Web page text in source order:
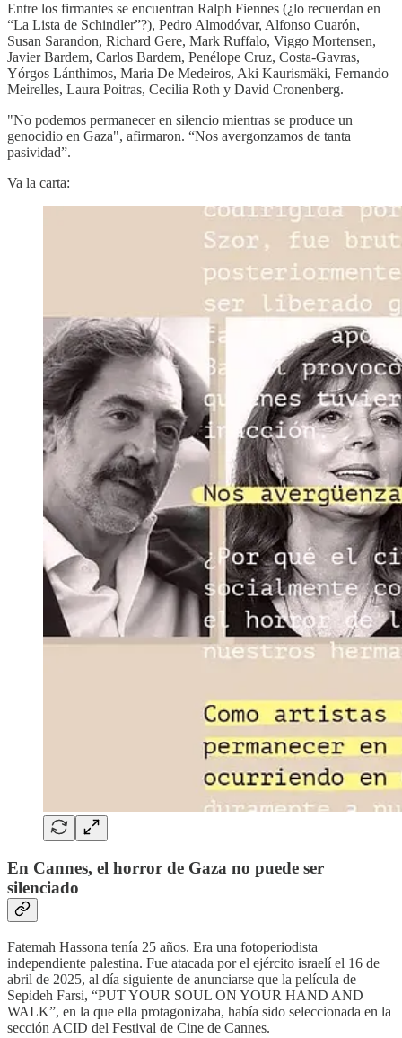
Entre los firmantes se encuentran Ralph Fiennes (¿lo recuerdan en
“La Lista de Schindler”?), Pedro Almodóvar, Alfonso Cuarón,
Susan Sarandon, Richard Gere, Mark Ruffalo, Viggo Mortensen,
Javier Bardem, Carlos Bardem, Penélope Cruz, Costa-Gavras,
Yórgos Lánthimos, Maria De Medeiros, Aki Kaurismäki, Fernando
Meirelles, Laura Poitras, Cecilia Roth y David Cronenberg.
"No podemos permanecer en silencio mientras se produce un
genocidio en Gaza", afirmaron. “Nos avergonzamos de tanta
pasividad”.
Va la carta:
En Cannes, el horror de Gaza no puede ser
silenciado
Fatemah Hassona tenía 25 años. Era una fotoperiodista
independiente palestina. Fue atacada por el ejército israelí el 16 de
abril de 2025, al día siguiente de anunciarse que la película de
Sepideh Farsi, “PUT YOUR SOUL ON YOUR HAND AND
WALK”, en la que ella protagonizaba, había sido seleccionada en la
sección ACID del Festival de Cine de Cannes.